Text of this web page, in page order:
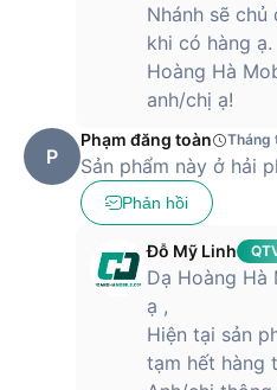
Nhánh sẽ
khi có hàng ạ.
Hoàng Hà
anh/chị ạ!
P
Phạm đăng toàn Tháng
Sản phẩm này ở hải
Phản hồi
Đỗ Mỹ Linh
Dạ Hoàng Hà
ạ ,
Hiện tại sản
tạm hết hàng